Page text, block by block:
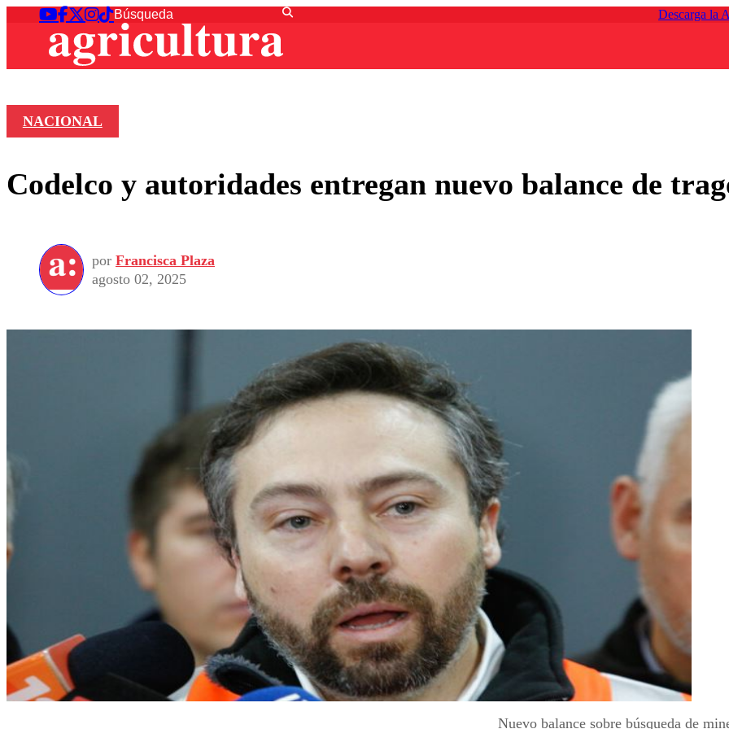
Descarga la
NACIONAL
Codelco y autoridades entregan nuevo balance de
por Francisca Plaza
agosto 02, 2025
Nuevo balance sobre búsqueda de